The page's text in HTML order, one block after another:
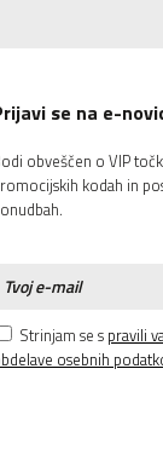
se na e-
obveščen o VIP
kodah in
Strinjam se s pravili
osebnih